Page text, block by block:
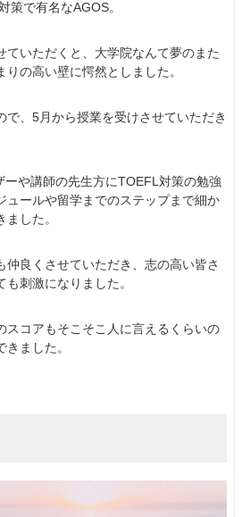
策で有名なAGOS。
ていただくと、大学院なんて夢のまた
の高い壁に愕然としました。
で、5月から授業を受けさせていただき
ーや講師の先生方にTOEFL対策の勉強
ュールや留学までのステップまで細か
した。
仲良くさせていただき、志の高い皆さ
刺激になりました。
スコアもそこそこ人に言えるくらいの
ました。